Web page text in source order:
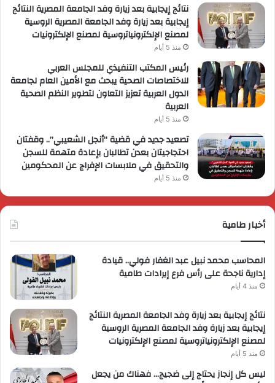
نتائج إيجابية بعد زيارة وفد الجامعة المصرية النتائج
إيجابية بعد زيارة وفد الجامعة المصرية الروسية
لمصنع الإلكترونياتروسية لمصنع الإلكترونيات
منذ 5 أيام
رئيس المكتب التنفيذي للمجلس العربي
للاختصاصات الصحية يبحث مع الأمين العام لجامعة
الدول العربية تعزيز التعاون لتطوير النظم الصحية
العربية
منذ 5 أيام
تصعيد جديد في قضية “أنجل الشعيبي”.. وقفتان
احتجاجيتان بعدن تطالبان بإعادة متهمة للسجن
والتحقيق في ملابسات الإفراج عن المحكومين
منذ 5 أيام
أخبار طامية
المحاسب محمد نبيل عبد الغفار فولي.. قيادة
إدارية ناجحة على رأس فرع إيرادات طامية
منذ 4 أيام
نتائج إيجابية بعد زيارة وفد الجامعة المصرية النتائج
إيجابية بعد زيارة وفد الجامعة المصرية الروسية
لمصنع الإلكترونياتروسية لمصنع الإلكترونيات
منذ 5 أيام
ليس كل إنجاز يحتاج إلى ضجيج… فهناك من يجعل